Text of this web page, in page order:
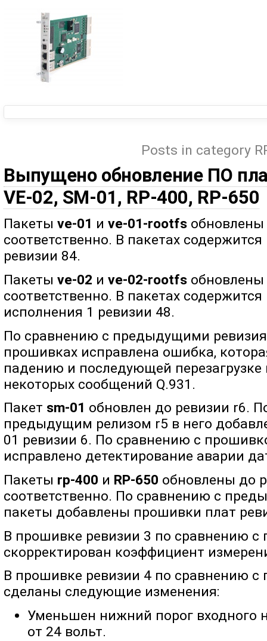
Posts in category
Выпущено обновление ПО
VE-02, SM-01, RP-400, RP-650
Пакетыve-01 иve-01-rootfs
соответственно. В пакетах
ревизии 84.
Пакетыve-02 иve-02-rootfs
соответственно. В пакетах
исполнения 1 ревизии 48.
По сравнению с предыдущими
прошивках исправлена ошибка,
падению и последующей
некоторых сообщений Q.931.
Пакет sm-01 обновлен до ревизии r6.
предыдущим релизом r5 в него
01 ревизии 6. По сравнению с
исправлено детектирование аварии
Пакеты rp-400 и RP-650 обновлены до
соответственно. По сравнению с
пакеты добавлены прошивки плат
В прошивке ревизии 3 по сравнению с
скорректирован коэффициент
В прошивке ревизии 4 по сравнению с
сделаны следующие изменения:
Уменьшен нижний порог входного
от 24 вольт.